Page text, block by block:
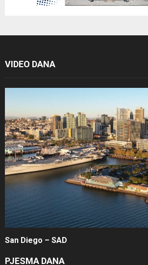
VIDEO DANA
San Diego – SAD
PJESMA DANA